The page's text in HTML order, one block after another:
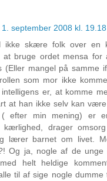
1. september 2008 kl. 19.18
ikke skære folk over en
at bruge ordet mensa for
(Eller mangel på samme
som mor ikke
er, at komme
at han ikke selv kan
efter min mening) er
kærlighed, drager
lærer barnet om livet.
Og ja, nogle af de unge
helt heldige
til af sige nogle dumme